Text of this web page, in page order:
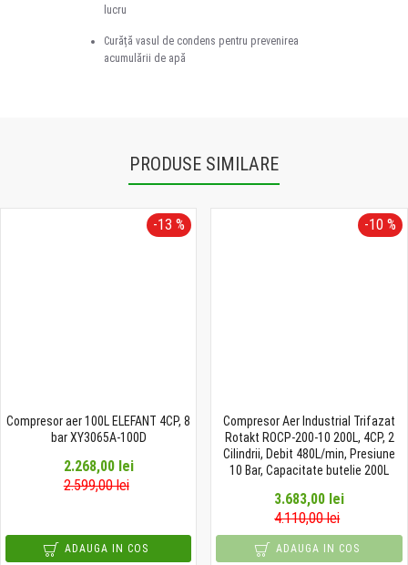
lucru
Curăță vasul de condens pentru prevenirea
acumulării de apă
PRODUSE SIMILARE
-13 %
Compresor aer 100L ELEFANT 4CP, 8
bar XY3065A-100D
2.268,00 lei
2.599,00 lei
ADAUGA IN COS
-10 %
Compresor Aer Industrial Trifazat
Rotakt ROCP-200-10 200L, 4CP, 2
Cilindrii, Debit 480L/min, Presiune
10 Bar, Capacitate butelie 200L
3.683,00 lei
4.110,00 lei
ADAUGA IN COS